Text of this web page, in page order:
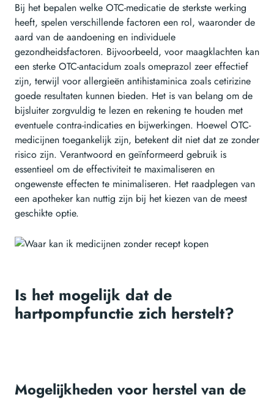
Bij het bepalen welke OTC-medicatie de sterkste werking
heeft, spelen verschillende factoren een rol, waaronder de
aard van de aandoening en individuele
gezondheidsfactoren. Bijvoorbeeld, voor maagklachten kan
een sterke OTC-antacidum zoals omeprazol zeer effectief
zijn, terwijl voor allergieën antihistaminica zoals cetirizine
goede resultaten kunnen bieden. Het is van belang om de
bijsluiter zorgvuldig te lezen en rekening te houden met
eventuele contra-indicaties en bijwerkingen. Hoewel OTC-
medicijnen toegankelijk zijn, betekent dit niet dat ze zonder
risico zijn. Verantwoord en geïnformeerd gebruik is
essentieel om de effectiviteit te maximaliseren en
ongewenste effecten te minimaliseren. Het raadplegen van
een apotheker kan nuttig zijn bij het kiezen van de meest
geschikte optie.
Is het mogelijk dat de
hartpompfunctie zich herstelt?
Mogelijkheden voor herstel van de